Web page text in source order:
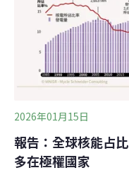
並確認可正常運作。
設回頭機制 公投範圍
三原則之一，經濟部
案，將設計「回頭機
過去低階核廢料選址
2026年01月15日
報告：全球核能占
多在極權國家